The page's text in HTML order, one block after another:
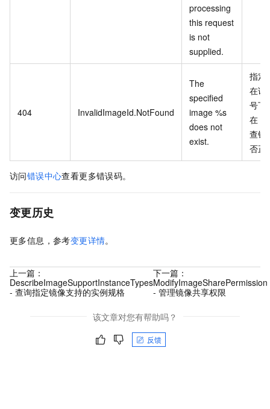
processing
this request
is not
supplied.
404 InvalidImageId.NotFound
The
specified
image %s
does not
exist.
指定
在该
号下
在，
查镜
否正
访问错误中心查看更多错误码。
变更历史
更多信息，参考变更详情。
上一篇：
DescribeImageSupportInstanceTypes
- 查询指定镜像支持的实例规格
下一篇：
ModifyImageSharePermission
- 管理镜像共享权限
该文章对您有帮助吗？
反馈